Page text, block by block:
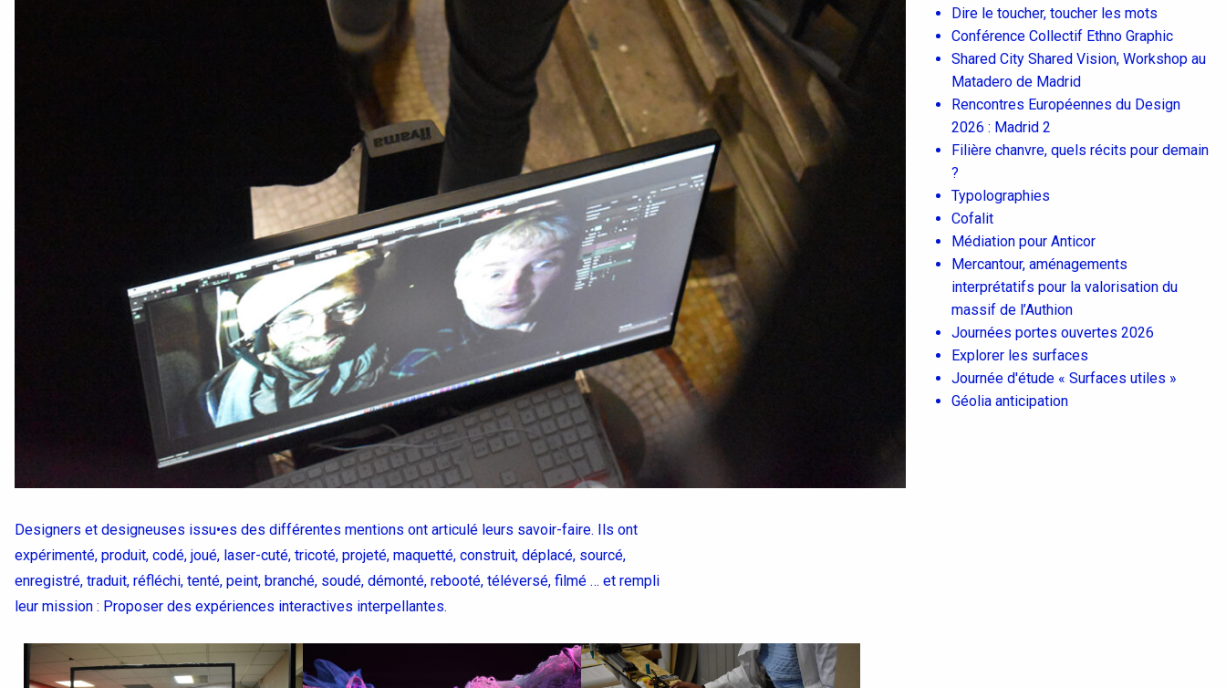
Accéder au site officiel de l'école
Designers et designeuses issu•es des différentes mentions ont articulé leurs savoir-faire. Ils ont
expérimenté, produit, codé, joué, laser-cuté, tricoté, projeté, maquetté, construit, déplacé, sourcé,
enregistré, traduit, réfléchi, tenté, peint, branché, soudé, démonté, rebooté, téléversé, filmé … et rempli
leur mission : Proposer des expériences interactives interpellantes.
Dire le toucher, toucher les mots
Conférence Collectif Ethno Graphic
Shared City Shared Vision, Workshop au
Matadero de Madrid
Rencontres Européennes du Design
2026 : Madrid 2
Filière chanvre, quels récits pour demain
?
Typolographies
Cofalit
Médiation pour Anticor
Mercantour, aménagements
interprétatifs pour la valorisation du
massif de l’Authion
Journées portes ouvertes 2026
Explorer les surfaces
Journée d'étude « Surfaces utiles »
Géolia anticipation